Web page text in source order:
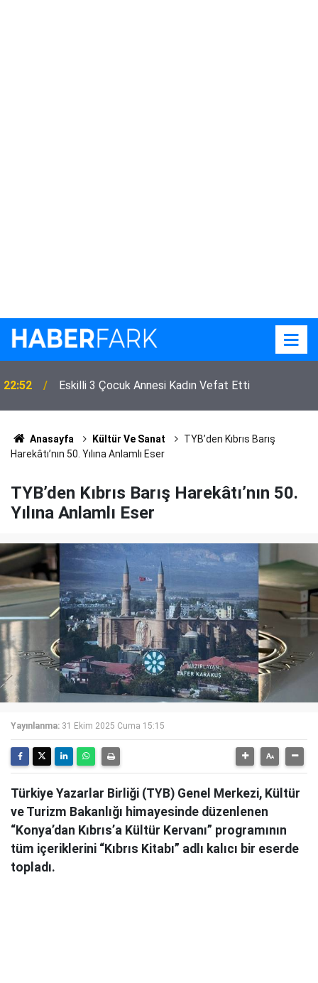
22:52 Eskilli 3 Çocuk Annesi Kadın Vefat Etti
Anasayfa Kültür Ve Sanat
TYB’den Kıbrıs Barış
Harekâtı’nın 50. Yılına Anlamlı Eser
TYB’den Kıbrıs Barış Harekâtı’nın 50.
Yılına Anlamlı Eser
Yayınlanma: 31 Ekim 2025 Cuma 15:15
Türkiye Yazarlar Birliği (TYB) Genel Merkezi, Kültür
ve Turizm Bakanlığı himayesinde düzenlenen
“Konya’dan Kıbrıs’a Kültür Kervanı” programının
tüm içeriklerini “Kıbrıs Kitabı” adlı kalıcı bir eserde
topladı.